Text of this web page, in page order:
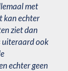
met
kan echter
ziet dan
uiteraard ook
echter geen